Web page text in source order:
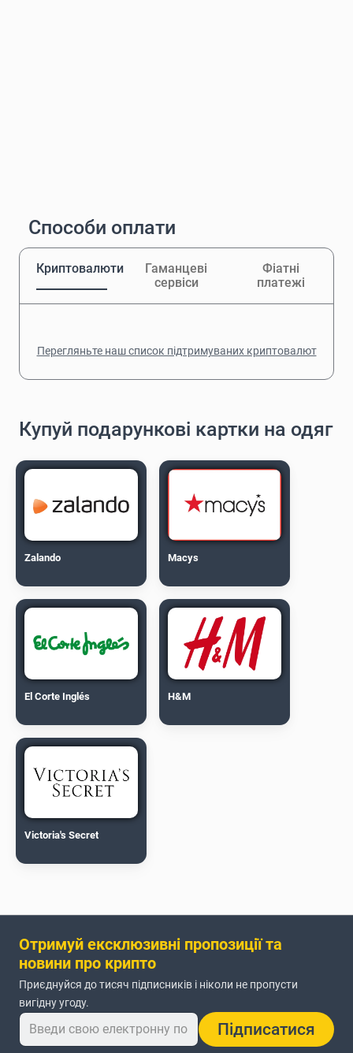
Способи оплати
Криптовалюти
Гаманцеві
сервіси
Фіатні
платежі
Перегляньте наш список підтримуваних криптовалют
Купуй подарункові картки на одяг
Zalando Macys
El Corte Inglés H&M
Victoria's Secret
Отримуй ексклюзивні пропозиції та
новини про крипто
Приєднуйся до тисяч підписників і ніколи не пропусти
вигідну угоду.
Підписатися